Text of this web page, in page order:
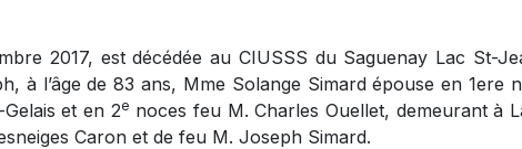
2017, est décédée au CIUSSS du Saguenay Lac St-
à l’âge de 83 ans, Mme Solange Simard épouse en 1ere
et en 2e noces feu M. Charles Ouellet, demeurant à
Caron et de feu M. Joseph Simard.